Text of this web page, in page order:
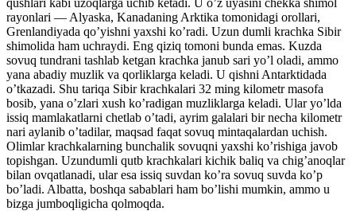
rayonlari — Alyaska, Kanadaning Arktika tomonidagi orollari,
Grenlandiyada qo’yishni yaxshi ko’radi. Uzun dumli krachka Sibir
shimolida ham uchraydi. Eng qiziq tomoni bunda emas. Kuzda
sovuq tundrani tashlab ketgan krachka janub sari yo’l oladi, ammo
yana abadiy muzlik va qorliklarga keladi. U qishni Antarktidada
o’tkazadi. Shu tariqa Sibir krachkalari 32 ming kilometr masofa
bosib, yana o’zlari xush ko’radigan muzliklarga keladi. Ular yo’lda
issiq mamlakatlarni chetlab o’tadi, ayrim galalari bir necha kilometr
nari aylanib o’tadilar, maqsad faqat sovuq mintaqalardan uchish.
Olimlar krachkalarning bunchalik sovuqni yaxshi ko’rishiga javob
topishgan. Uzundumli qutb krachkalari kichik baliq va chig’anoqlar
bilan ovqatlanadi, ular esa issiq suvdan ko’ra sovuq suvda ko’p
bo’ladi. Albatta, boshqa sabablari ham bo’lishi mumkin, ammo u
bizga jumboqligicha qolmoqda.